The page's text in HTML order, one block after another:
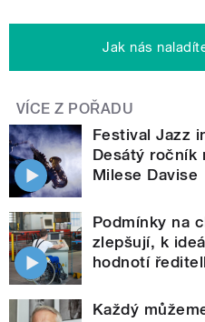
Jak nás
VÍCE Z POŘADU
Festival Jazz
Desátý ročník
Milese Davise
Podmínky na
zlepšují, k
hodnotí
Každý